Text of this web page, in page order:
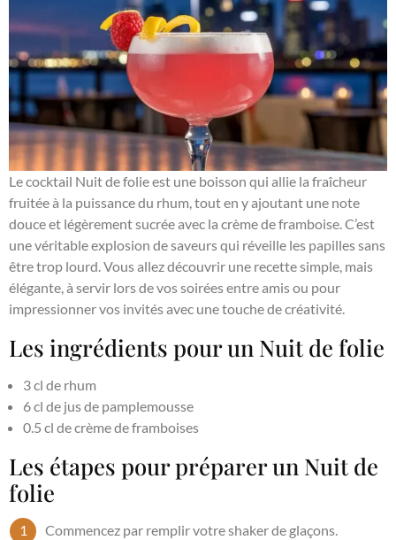
Le cocktail Nuit de folie est une boisson qui allie la fraîcheur
fruitée à la puissance du rhum, tout en y ajoutant une note
douce et légèrement sucrée avec la crème de framboise. C’est
une véritable explosion de saveurs qui réveille les papilles sans
être trop lourd. Vous allez découvrir une recette simple, mais
élégante, à servir lors de vos soirées entre amis ou pour
impressionner vos invités avec une touche de créativité.
Les ingrédients pour un Nuit de folie
3 cl de rhum
6 cl de jus de pamplemousse
0.5 cl de crème de framboises
Les étapes pour préparer un Nuit de
folie
Commencez par remplir votre shaker de glaçons.